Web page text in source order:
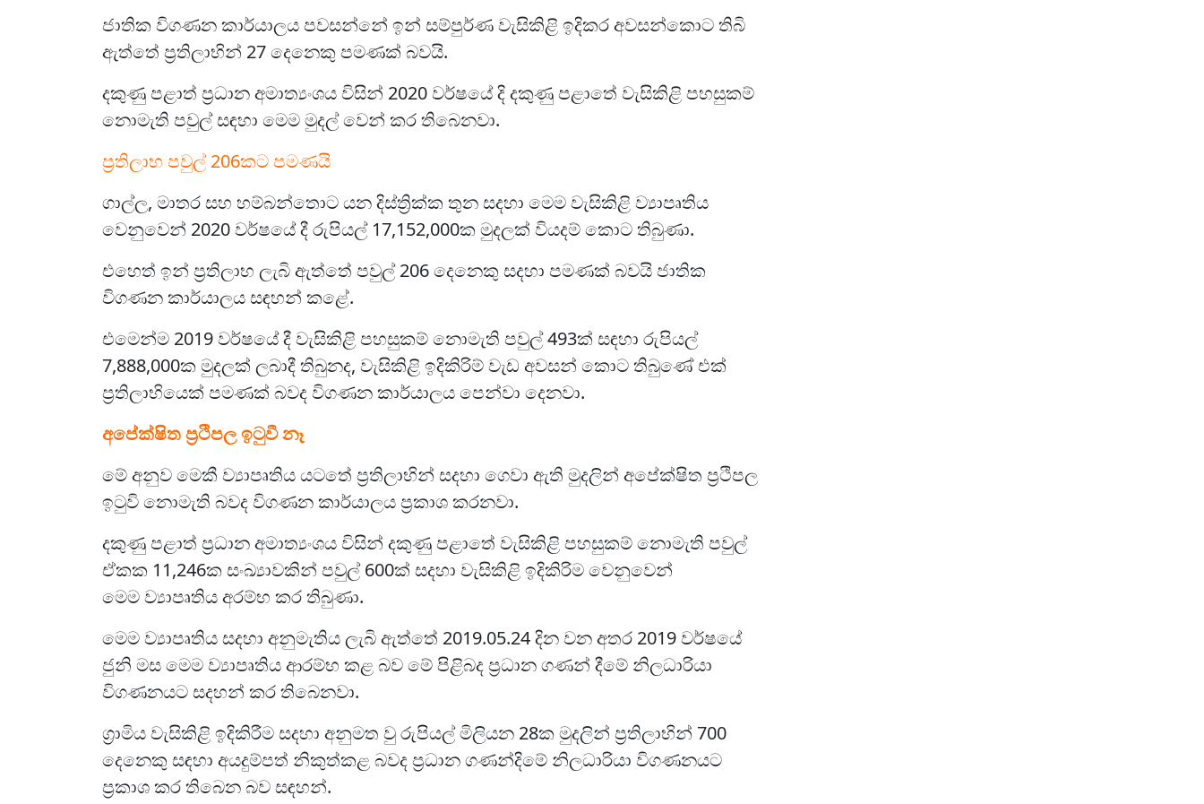
ජාතික විගණන කාර්යාලය පවසන්නේ ඉන් සම්පුර්ණ වැසිකිළි ඉදිකර අවසන්කොට තිබි
ඇත්තේ ප්‍රතිලාභින් 27 දෙනෙකු පමණක් බවයි.
දකුණු පළාත් ප්‍රධාන අමාත්‍යංශය විසින් 2020 වර්ෂයේ දි දකුණු පළාතේ වැසිකිළි පහසුකම්
නොමැති පවුල් සඳහා මෙම මුදල් වෙන් කර තිබෙනවා.
ප්‍රතිලාභ පවුල් 206කට පමණයි
ගාල්ල, මාතර සහ හම්බන්තොට යන දිස්ත්‍රික්ක තුන සදහා මෙම වැසිකිළි ව්‍යාපෘතිය
වෙනුවෙන් 2020 වර්ෂයේ දී රුපියල් 17,152,000ක මුදලක් වියදම් කොට තිබුණා.
එහෙත් ඉන් ප්‍රතිලාභ ලැබි ඇත්තේ පවුල් 206 දෙනෙකු සදහා පමණක් බවයි ජාතික
විගණන කාර්යාලය සඳහන් කළේ.
එමෙන්ම 2019 වර්ෂයේ දී වැසිකිළි පහසුකම් නොමැති පවුල් 493ක් සඳහා රුපියල්
7,888,000ක මුදලක් ලබාදී තිබුනද, වැසිකිළි ඉදිකිරිම් වැඩ අවසන් කොට තිබුණේ එක්
ප්‍රතිලාභියෙක් පමණක් බවද විගණන කාර්යාලය පෙන්වා දෙනවා.
අපේක්ෂිත ප්‍රථිපල ඉටුවී නෑ
මේ අනුව මෙකී ව්‍යාපෘතිය යටතේ ප්‍රතිලාභින් සදහා ගෙවා ඇති මුදලින් අපේක්ෂිත ප්‍රථිපල
ඉටුවි නොමැති බවද විගණන කාර්යාලය ප්‍රකාශ කරනවා.
දකුණු පළාත් ප්‍රධාන අමාත්‍යංශය විසින් දකුණු පළාතේ වැසිකිළි පහසුකම් නොමැති පවුල්
ඒකක 11,246ක සංඛ්‍යාවකින් පවුල් 600ක් සදහා වැසිකිළි ඉදිකිරිම වෙනුවෙන්
මෙම ව්‍යාපෘතිය අරම්භ කර තිබුණා.
මෙම ව්‍යාපෘතිය සදහා අනුමැතිය ලැබි ඇත්තේ 2019.05.24 දින වන අතර 2019 වර්ෂයේ
ජුනි මස මෙම ව්‍යාපෘතිය ආරම්භ කළ බව මේ පිළිබද ප්‍රධාන ගණන් දීමේ නිලධාරියා
විගණනයට සදහන් කර තිබෙනවා.
ග්‍රාමිය වැසිකිළි ඉදිකිරීම සදහා අනුමත වු රුපියල් මිලියන 28ක මුදලින් ප්‍රතිලාභින් 700
දෙනෙකු සඳහා අයදුම්පත් නිකුත්කළ බවද ප්‍රධාන ගණන්දිමේ නිලධාරියා විගණනයට
ප්‍රකාශ කර තිබෙන බව සඳහන්.